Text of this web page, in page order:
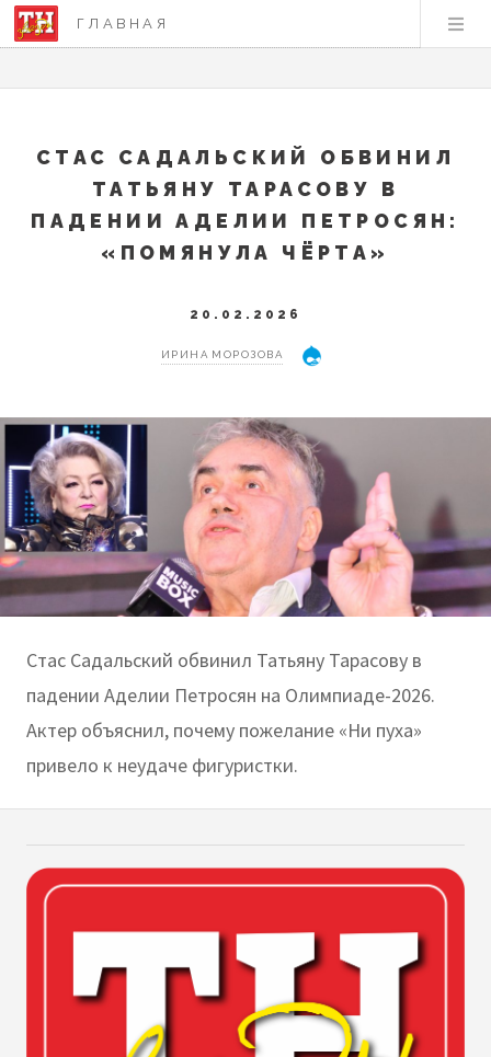
ГЛАВНАЯ
СТАС САДАЛЬСКИЙ ОБВИНИЛ
ТАТЬЯНУ ТАРАСОВУ В
ПАДЕНИИ АДЕЛИИ ПЕТРОСЯН:
«ПОМЯНУЛА ЧЁРТА»
20.02.2026
ИРИНА МОРОЗОВА
Стас Садальский обвинил Татьяну Тарасову в
падении Аделии Петросян на Олимпиаде-2026.
Актер объяснил, почему пожелание «Ни пуха»
привело к неудаче фигуристки.